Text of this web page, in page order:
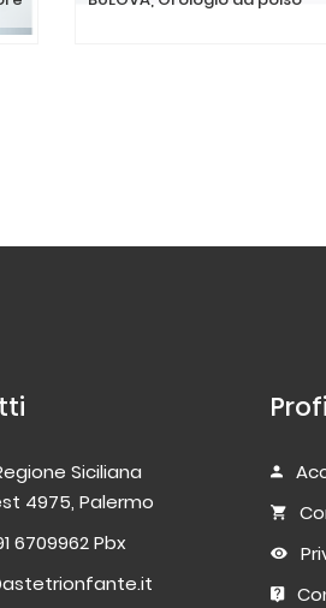
Siciliana
4975, Palermo
6709962 Pbx